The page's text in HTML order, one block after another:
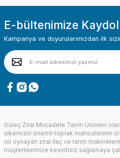
E-bültenimize
Kampanya ve duyurularımızdan ilk
Güleç Zirai Mücadele Tarım Ürünleri
ülkemizin önemli toprak mahsullerinin
rol oynayan zirai ilaç ve tarım
müşterilerimize kesintisiz sağlamaya